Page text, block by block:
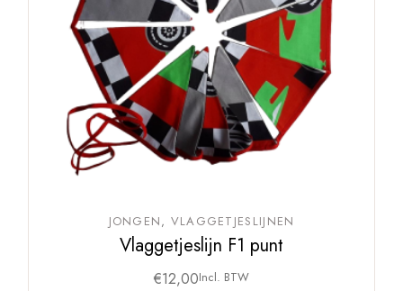
JONGEN VLAGGETJESLIJNEN
Vlaggetjeslijn F1 punt
€12,00Incl. BTW